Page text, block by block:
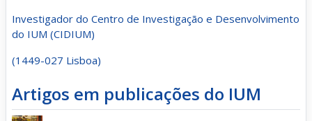
Investigador do Centro de Investigação e Desenvolvimento
do IUM (CIDIUM)
(1449-027 Lisboa)
Artigos em publicações do IUM